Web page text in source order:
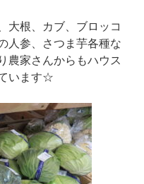
大根、カブ、ブロッコ
人参、さつま芋各種な
農家さんからもハウス
います☆